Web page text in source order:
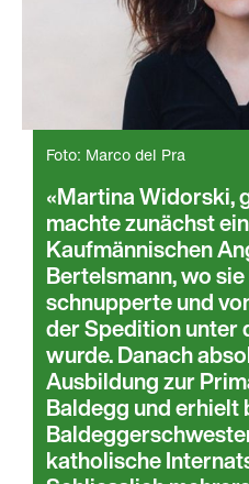
Foto: Marco del Pra
Martina Widorski,
machte zunächst
Kaufmännischen
Bertelsmann, wo
schnupperte und
der Spedition unter
wurde. Danach
Ausbildung zur
Baldegg und erhielt
katholische